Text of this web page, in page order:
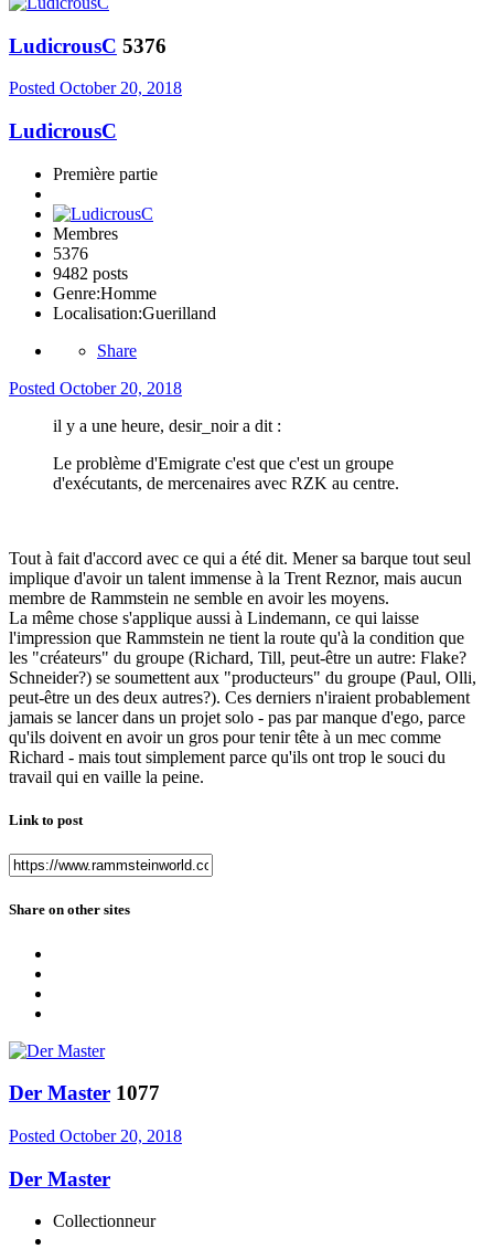
LudicrousC 5376
Posted October 20, 2018
LudicrousC
Première partie
Membres
5376
9482 posts
Genre:Homme
Localisation:Guerilland
Share
Posted October 20, 2018
il y a une heure, desir_noir a dit :
Le problème d'Emigrate c'est que c'est un groupe
d'exécutants, de mercenaires avec RZK au centre.
Tout à fait d'accord avec ce qui a été dit. Mener sa barque tout seul
implique d'avoir un talent immense à la Trent Reznor, mais aucun
membre de Rammstein ne semble en avoir les moyens.
La même chose s'applique aussi à Lindemann, ce qui laisse
l'impression que Rammstein ne tient la route qu'à la condition que
les "créateurs" du groupe (Richard, Till, peut-être un autre: Flake?
Schneider?) se soumettent aux "producteurs" du groupe (Paul, Olli,
peut-être un des deux autres?). Ces derniers n'iraient probablement
jamais se lancer dans un projet solo - pas par manque d'ego, parce
qu'ils doivent en avoir un gros pour tenir tête à un mec comme
Richard - mais tout simplement parce qu'ils ont trop le souci du
travail qui en vaille la peine.
Link to post
Share on other sites
Der Master 1077
Posted October 20, 2018
Der Master
Collectionneur